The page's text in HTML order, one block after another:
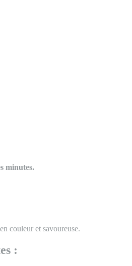
minutes.
couleur et savoureuse.
: